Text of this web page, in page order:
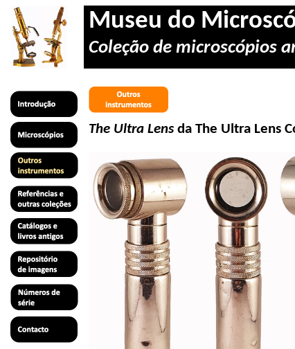
Museu do
Coleção de microscópios
The UltraLensdaThe Ultra Lens